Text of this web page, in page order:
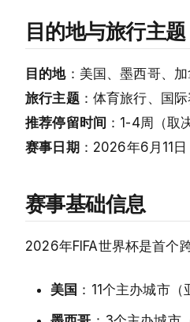
目的地与旅行主题
目的地：美国、墨西哥、
旅行主题：体育旅行、国
推荐停留时间 ：1-4周（取
赛事日期：2026年6月11日
赛事基础信息
2026年FIFA世界杯是首个
美国 ：11个主办城市